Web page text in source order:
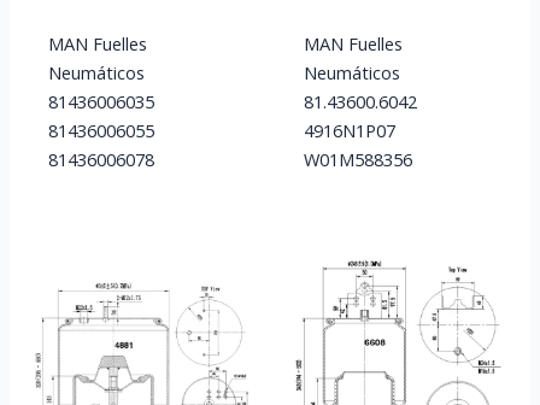
MAN Fuelles
Neumáticos
81436006035
81436006055
81436006078
MAN Fuelles
Neumáticos
81.43600.6042
4916N1P07
W01M588356